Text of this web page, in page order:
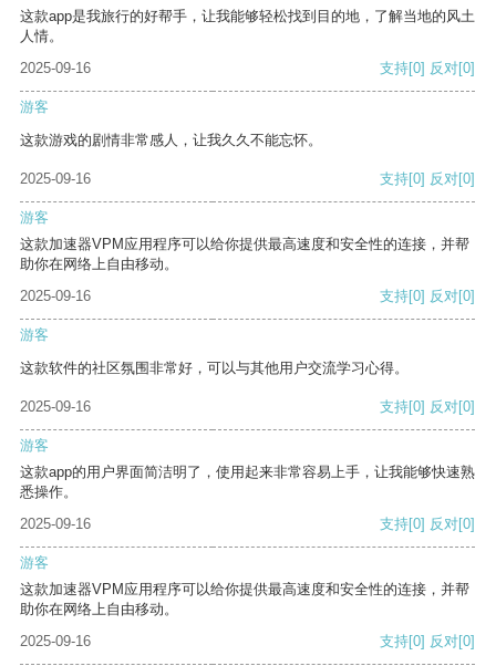
这款app是我旅行的好帮手，让我能够轻松找到目的地，了解当地的风土
人情。
2025-09-16
支持[0] 反对[0]
游客
这款游戏的剧情非常感人，让我久久不能忘怀。
2025-09-16 支持[0] 反对[0]
游客
这款加速器VPM应用程序可以给你提供最高速度和安全性的连接，并帮
助你在网络上自由移动。
2025-09-16
支持[0] 反对[0]
游客
这款软件的社区氛围非常好，可以与其他用户交流学习心得。
2025-09-16 支持[0] 反对[0]
游客
这款app的用户界面简洁明了，使用起来非常容易上手，让我能够快速熟
悉操作。
2025-09-16
支持[0] 反对[0]
游客
这款加速器VPM应用程序可以给你提供最高速度和安全性的连接，并帮
助你在网络上自由移动。
2025-09-16
支持[0] 反对[0]